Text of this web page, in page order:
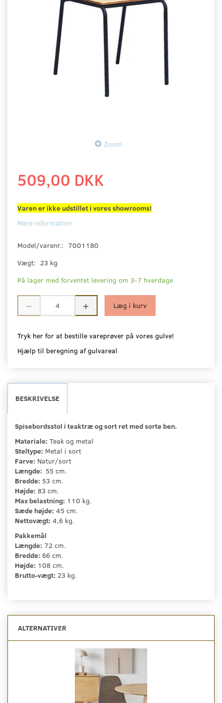
Zoom
509,00 DKK
Varen er ikke udstillet i vores showrooms!
Mere information
Model/varenr.: 7001180
Vægt: 23 kg
På lager med forventet levering om 3-7 hverdage
Læg i kurv
Tryk her for at bestille vareprøver på vores gulve!
Hjælp til beregning af gulvareal
BESKRIVELSE
Spisebordsstol i teaktræ og sort ret med sorte ben.
Materiale: Teak og metal
Steltype: Metal i sort
Farve: Natur/sort
Længde: 55 cm.
Bredde: 53 cm.
Højde: 83 cm.
Max belastning: 110 kg.
Sæde højde: 45 cm.
Nettovægt: 4,6 kg.
Pakkemål
Længde: 72 cm.
Bredde: 66 cm.
Højde: 108 cm.
Brutto-vægt: 23 kg.
ALTERNATIVER